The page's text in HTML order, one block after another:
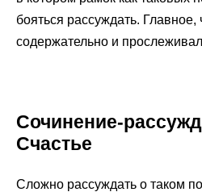
бояться рассуждать.
содержательно и
Сочинение-
Счастье
Сложно рассуждать о таком